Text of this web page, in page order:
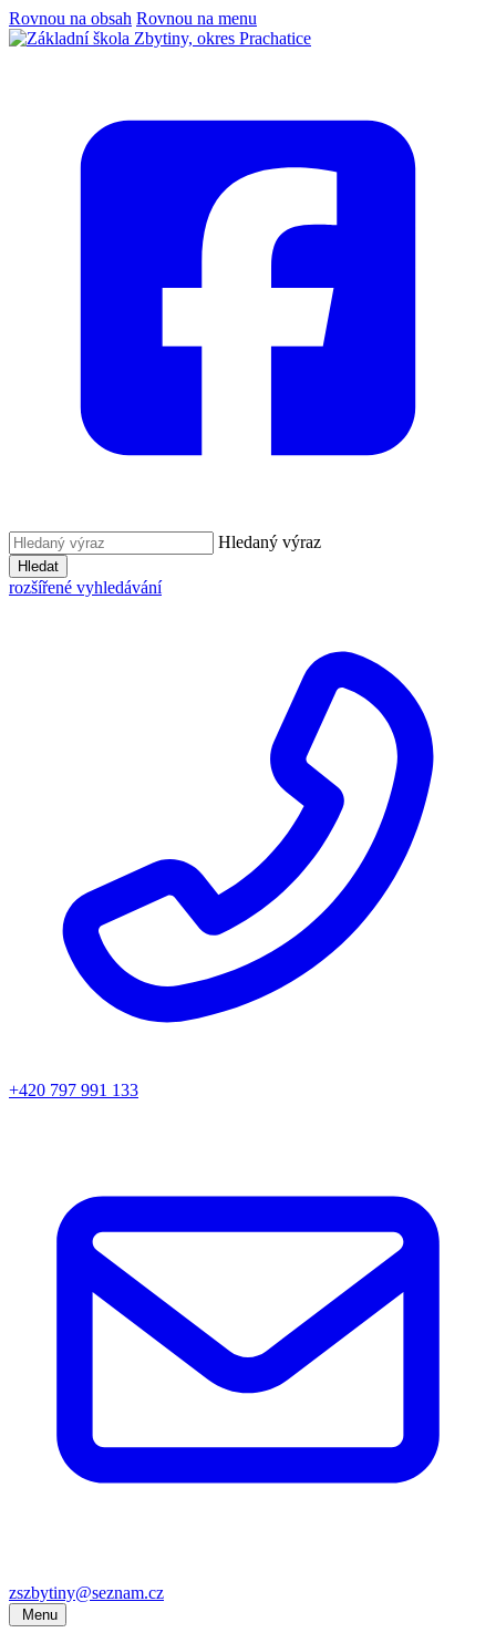
Rovnou na obsah Rovnou na menu
Hledaný výraz
Hledat
rozšířené vyhledávání
+420 797 991 133
zszbytiny@seznam.cz
Menu